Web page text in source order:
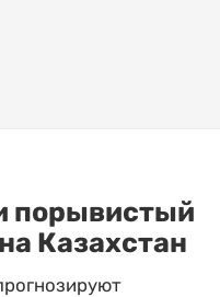
порывистый
Казахстан